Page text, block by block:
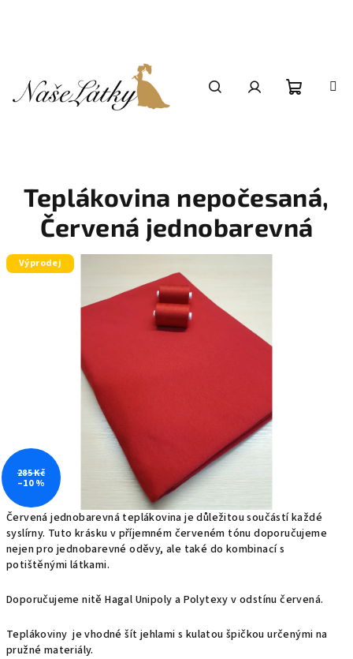
Červená jednobarevná teplákovina je důležitou součástí každé
syslírny. Tuto krásku v příjemném červeném tónu doporučujeme
nejen pro jednobarevné oděvy, ale také do kombinací s
potištěnými látkami.
Doporučujeme nitě Hagal Unipoly a Polytexy v odstínu červená.
Teplákoviny je vhodné šít jehlami s kulatou špičkou určenými na
pružné materiály.
Teplákovina nepočesaná,
Červená jednobarevná
Výprodej
285 Kč
–10 %